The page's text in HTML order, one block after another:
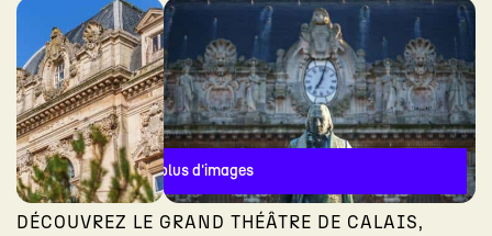
Voir plus d'images
DÉCOUVREZ LE GRAND THÉÂTRE DE CALAIS,